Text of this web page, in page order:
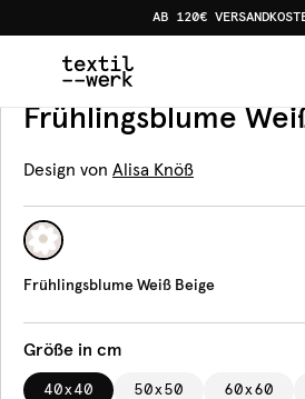
AB 120€
Produkte Kissen
Kissen
Frühlingsblume
Design von Alisa Knöß
Frühlingsblume Weiß Beige
Größe in cm
40x40 50x50 60x60